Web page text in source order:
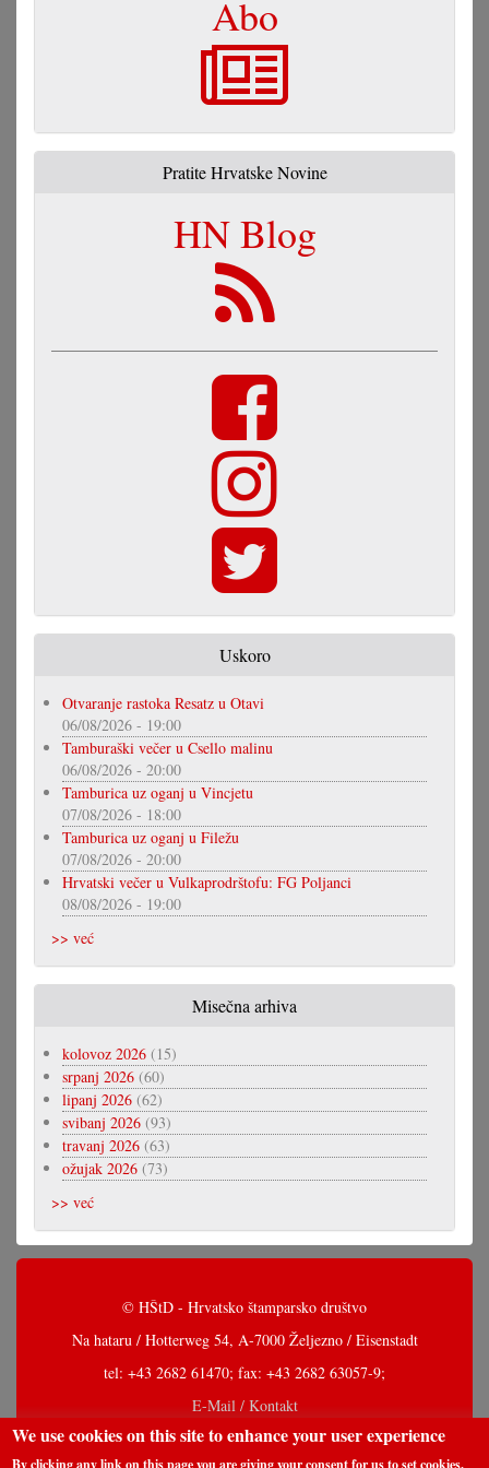
Abo
Pratite Hrvatske Novine
HN Blog
Uskoro
Otvaranje rastoka Resatz u Otavi
06/08/2026 - 19:00
Tamburaški večer u Csello malinu
06/08/2026 - 20:00
Tamburica uz oganj u Vincjetu
07/08/2026 - 18:00
Tamburica uz oganj u Filežu
07/08/2026 - 20:00
Hrvatski večer u Vulkaprodrštofu: FG Poljanci
08/08/2026 - 19:00
>> već
Misečna arhiva
kolovoz 2026 (15)
srpanj 2026 (60)
lipanj 2026 (62)
svibanj 2026 (93)
travanj 2026 (63)
ožujak 2026 (73)
>> već
© HŠtD - Hrvatsko štamparsko društvo
Na hataru / Hotterweg 54, A-7000 Željezno / Eisenstadt
tel: +43 2682 61470; fax: +43 2682 63057-9;
E-Mail / Kontakt
We use cookies on this site to enhance your user experience
By clicking any link on this page you are giving your consent for us to set cookies.